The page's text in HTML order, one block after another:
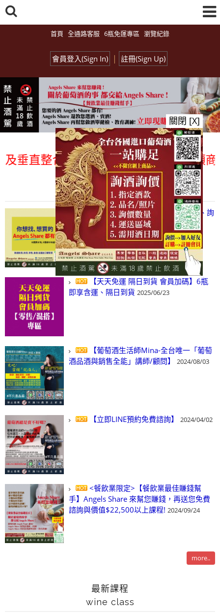
首頁 全通路客服 6瓶免運專區 瀏覽紀錄
會員登入(Sign In) | 註冊(Sign Up)
直整合、一次購足」各國進口酒類商
總覽-促銷&活動
all events
【凡酒問Angels Share】線上選酒、詢
(尋)酒、詢價、零售、批發，看這裡!
2024/03/01
【天天免運 隔日到貨 會員加碼】6瓶
即享含運、隔日到貨 2025/06/23
【葡萄酒生活師Mina-全台唯一「葡萄
酒品酒與銷售全能」講師/顧問】
2024/08/03
【立即LINE預約免費諮詢】 2024/04/02
<餐飲業限定>【餐飲業最佳賺錢幫
手】Angels Share 來幫您賺錢，再送您免費
諮詢與價值$22,500以上課程! 2024/09/24
more..
最新課程
wine class
關閉 [X]